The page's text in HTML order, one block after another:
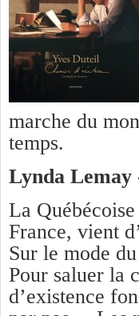
marche du
temps.
Lynda Lemay
La
France, vient
Sur le mode
Pour saluer la
d’existence